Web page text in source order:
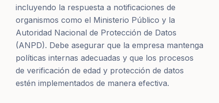
incluyendo la respuesta a notificaciones de
organismos como el Ministerio Público y la
Autoridad Nacional de Protección de Datos
(ANPD). Debe asegurar que la empresa mantenga
políticas internas adecuadas y que los procesos
de verificación de edad y protección de datos
estén implementados de manera efectiva.